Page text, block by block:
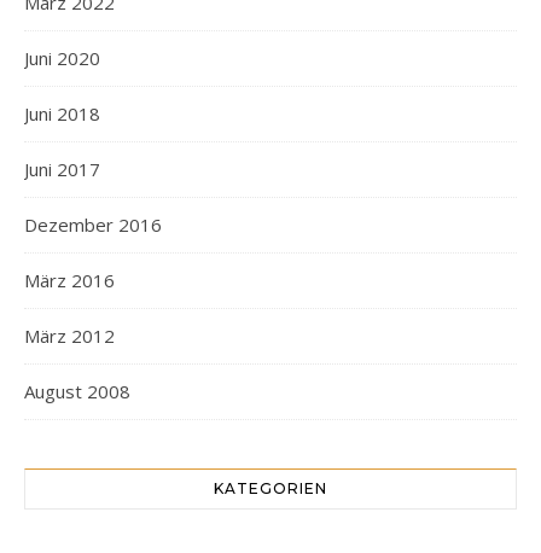
Juni 2020
Juni 2018
Juni 2017
Dezember 2016
März 2016
März 2012
August 2008
KATEGORIEN